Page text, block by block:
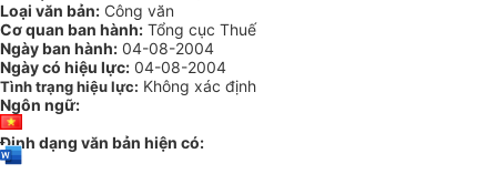
Loại văn bản: Công văn
Cơ quan ban hành: Tổng cục Thuế
Ngày ban hành: 04-08-2004
Ngày có hiệu lực: 04-08-2004
Tình trạng hiệu lực: Không xác định
Ngôn ngữ:
Định dạng văn bản hiện có: